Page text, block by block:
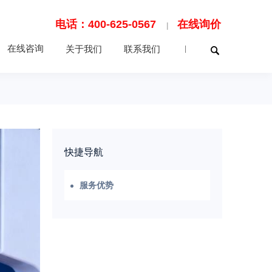
电话：400-625-0567 在线询价
在线咨询 关于我们 联系我们
快捷导航
服务优势